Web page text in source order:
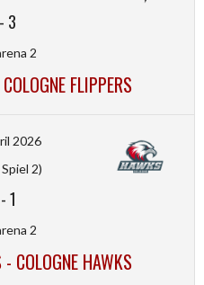
- 3
2
FLIPPERS
2026
2)
-1
2
- COLOGNE HAWKS